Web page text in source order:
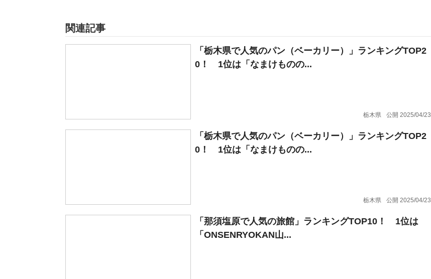
関連記事
「栃木県で人気のパン（ベーカリー）」ランキングTOP2
0！ 1位は「なまけものの...
栃木県 公開 2025/04/23
「栃木県で人気のパン（ベーカリー）」ランキングTOP2
0！ 1位は「なまけものの...
栃木県 公開 2025/04/23
「那須塩原で人気の旅館」ランキングTOP10！ 1位は
「ONSENRYOKAN山...